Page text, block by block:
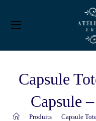
Capsule
Capsule
Produits Capsule